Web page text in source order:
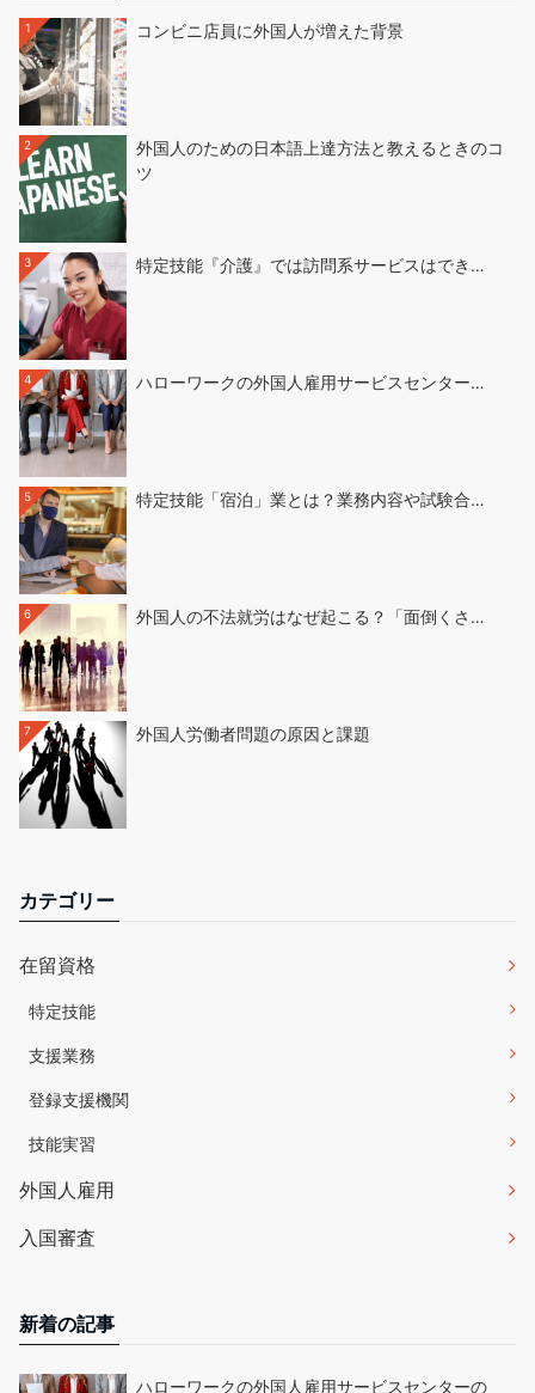
1 コンビニ店員に外国人が増えた背景
2
外国人のための日本語上達方法と教えるときのコ
ツ
3 特定技能『介護』では訪問系サービスはでき…
4 ハローワークの外国人雇用サービスセンター…
5 特定技能「宿泊」業とは？業務内容や試験合…
6 外国人の不法就労はなぜ起こる？「面倒くさ…
7 外国人労働者問題の原因と課題
カテゴリー
在留資格
特定技能
支援業務
登録支援機関
技能実習
外国人雇用
入国審査
新着の記事
ハローワークの外国人雇用サービスセンターの